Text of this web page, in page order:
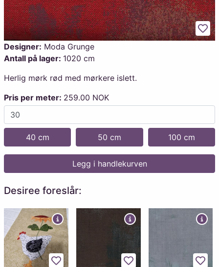
Designer: Moda Grunge
Antall på lager: 1020 cm
Herlig mørk rød med mørkere islett.
Pris per meter: 259.00 NOK
40 cm 50 cm 100 cm
Legg i handlekurven
Desiree foreslår: